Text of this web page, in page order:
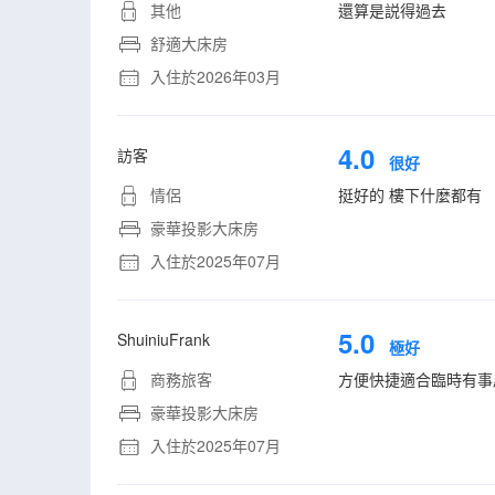
其他
舒適大床房
入住於2026年03月
還算是説得過去
訪客
情侶
豪華投影大床房
入住於2025年07月
4.0
很好
挺好的 樓下什麼都有
ShuiniuFrank
商務旅客
豪華投影大床房
入住於2025年07月
5.0
極好
方便快捷適合臨時有